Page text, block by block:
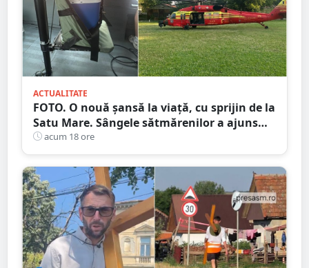
ACTUALITATE
FOTO. O nouă șansă la viață, cu sprijin de la
Satu Mare. Sângele sătmărenilor a ajuns
într-o misiune contra cronometru pentru
un transplant hepatic
acum 18 ore